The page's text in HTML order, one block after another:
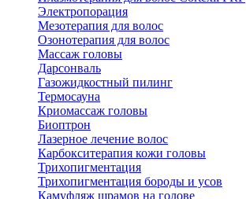
Электропорация
Мезотерапия для волос
Озонотерапия для волос
Массаж головы
Дарсонваль
Газожидкостный пилинг
Термосауна
Криомассаж головы
Биоптрон
Лазерное лечение волос
Карбокситерапия кожи головы
Трихопигментация
Трихопигментация бороды и усов
Камуфляж шрамов на голове